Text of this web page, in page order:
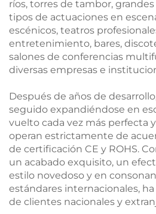
ríos, torres de tambor, grandes
tipos de actuaciones en
escénicos, teatros
entretenimiento, bares,
salones de conferencias
diversas empresas e
Después de años de
seguido expandiéndose en
vuelto cada vez más perfecta
operan estrictamente de
de certificación CE y ROHS.
un acabado exquisito, un
estilo novedoso y en
estándares internacionales,
de clientes nacionales y